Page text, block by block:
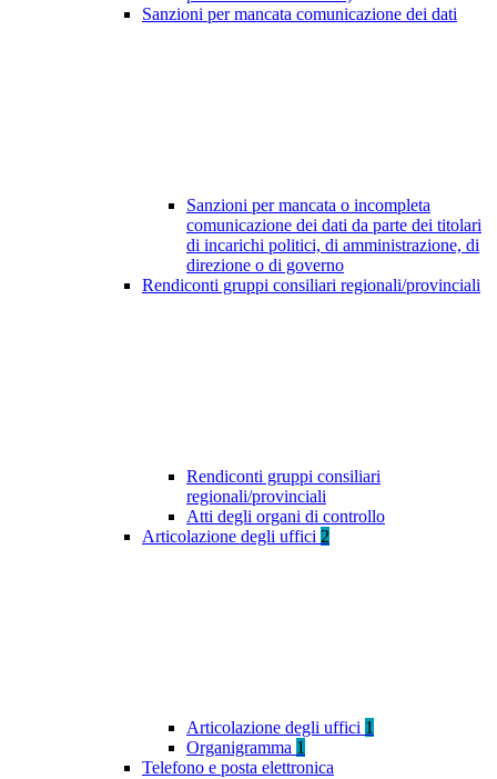
Sanzioni per mancata comunicazione dei dati
Sanzioni per mancata o incompleta
comunicazione dei dati da parte dei titolari
di incarichi politici, di amministrazione, di
direzione o di governo
Rendiconti gruppi consiliari regionali/provinciali
Rendiconti gruppi consiliari
regionali/provinciali
Atti degli organi di controllo
Articolazione degli uffici 2
Articolazione degli uffici 1
Organigramma 1
Telefono e posta elettronica